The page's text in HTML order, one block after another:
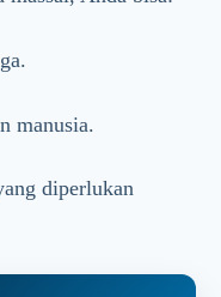
manusia.
diperlukan